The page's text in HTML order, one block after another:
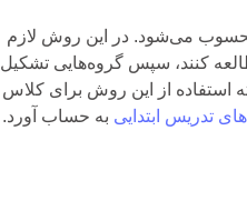
می‌شود. در این روش لازم
کنند، سپس گروه‌هایی تشکیل
استفاده از این روش برای کلاس
تدریس ابتدایی به حساب آورد.